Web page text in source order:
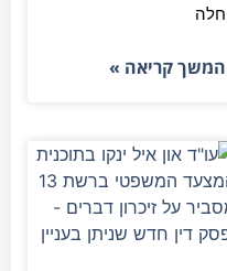
חלה
המשך קריאה »